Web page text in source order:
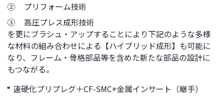
②
プリフォーム技術
③
高圧プレス成形技術
を更にブラシュ・アップすることにより下記のような多様
な材料の組み合わせによる【ハイブリッド成形】も可能に
なり、フレーム・骨格部品等を含めた新たな部品の設計に
もつながる。
速硬化プリプレグ＋CF-SMC+金属インサート（継手）